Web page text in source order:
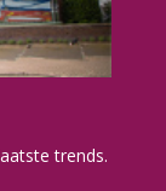
trends.